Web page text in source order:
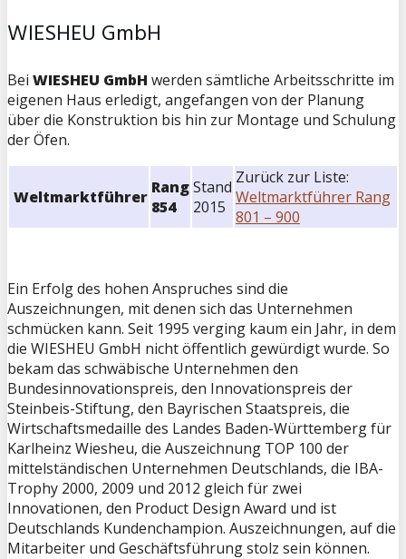
WIESHEU GmbH
Bei WIESHEU GmbH werden sämtliche Arbeitsschritte im
eigenen Haus erledigt, angefangen von der Planung
über die Konstruktion bis hin zur Montage und Schulung
der Öfen.
Weltmarktführer Rang
854
Stand
2015
Zurück zur Liste:
Weltmarktführer Rang
801 – 900
Ein Erfolg des hohen Anspruches sind die
Auszeichnungen, mit denen sich das Unternehmen
schmücken kann. Seit 1995 verging kaum ein Jahr, in dem
die WIESHEU GmbH nicht öffentlich gewürdigt wurde. So
bekam das schwäbische Unternehmen den
Bundesinnovationspreis, den Innovationspreis der
Steinbeis-Stiftung, den Bayrischen Staatspreis, die
Wirtschaftsmedaille des Landes Baden-Württemberg für
Karlheinz Wiesheu, die Auszeichnung TOP 100 der
mittelständischen Unternehmen Deutschlands, die IBA-
Trophy 2000, 2009 und 2012 gleich für zwei
Innovationen, den Product Design Award und ist
Deutschlands Kundenchampion. Auszeichnungen, auf die
Mitarbeiter und Geschäftsführung stolz sein können.